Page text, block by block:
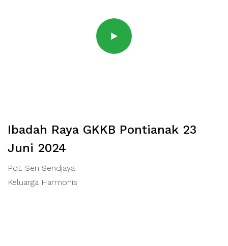
Ibadah Raya GKKB Pontianak 23
Juni 2024
Pdt. Sen Sendjaya
Keluarga Harmonis